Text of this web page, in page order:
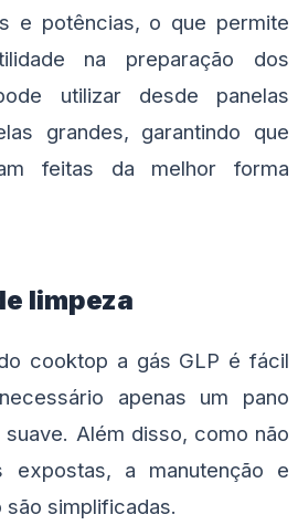
e potências, o que permite
na preparação dos
utilizar desde panelas
grandes, garantindo que
feitas da melhor forma
limpeza
cooktop a gás GLP é fácil
apenas um pano
Além disso, como não
expostas, a manutenção e
são simplificadas.